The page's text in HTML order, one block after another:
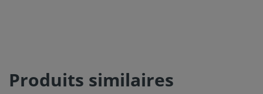
Produits similaires